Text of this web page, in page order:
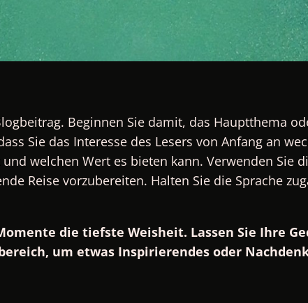
Beginnen Sie damit, das Hauptthema
Sie das Interesse des Lesers von Anfang an
welchen Wert es bieten kann. Verwenden Sie
Reise vorzubereiten. Halten Sie die Sprache
die tiefste Weisheit. Lassen Sie Ihre
um etwas Inspirierendes oder